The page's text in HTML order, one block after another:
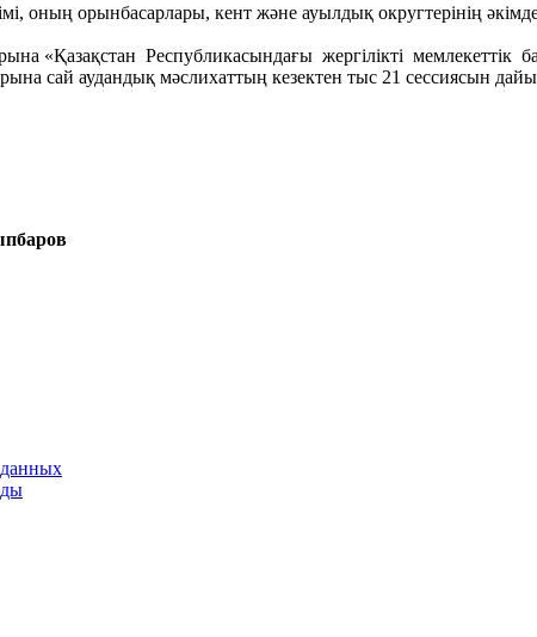
оның орынбасарлары, кент және ауылдық округтерінің
«Қазақстан Республикасындағы жергілікті мемлекеттік
сай аудандық мәслихаттың кезектен тыс 21 сессиясын